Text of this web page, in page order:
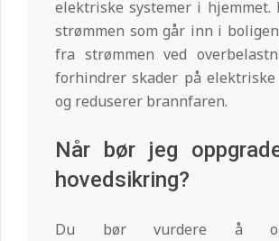
elektriske systemer i hjemmet.
strømmen som går inn i
fra strømmen ved
forhindrer skader på
og reduserer brannfaren.
Når bør jeg
hovedsikring?
Du bør vurdere å